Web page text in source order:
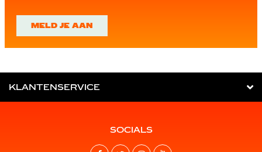
MELD JE AAN
KLANTENSERVICE
SOCIALS